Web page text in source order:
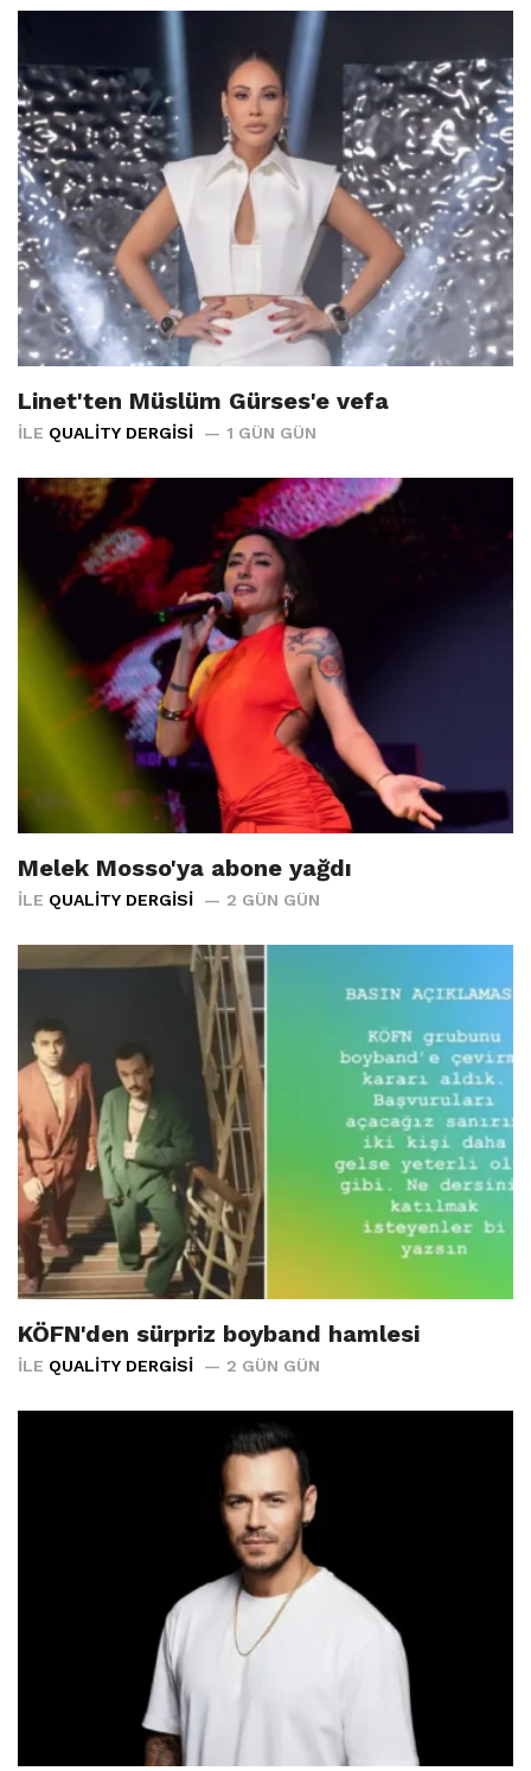
Linet'ten Müslüm Gürses'e vefa
İLE QUALITY DERGISI 1 GÜN GÜN
Melek Mosso'ya abone yağdı
İLE QUALITY DERGISI 2 GÜN GÜN
KÖFN'den sürpriz boyband hamlesi
İLE QUALITY DERGISI 2 GÜN GÜN